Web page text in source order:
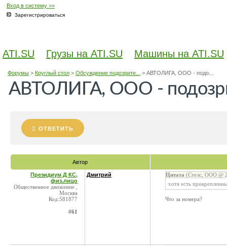
Вход в систему >>
Зарегистрироваться
ATI.SU Грузы на ATI.SU Машины на ATI.SU
Форумы> Круглый стол> Обсуждение подозрите... > АВТОЛИГА, ООО - подо...
АВТОЛИГА, ООО -
ОТВЕТИТЬ
Автор
Президиум Д КС,
физ.лицо
Общественное движение ,
Москва
Код:581877
#61
Дмитрий Цитата (Стелс, ООО @
хотя есть
Что за номера?